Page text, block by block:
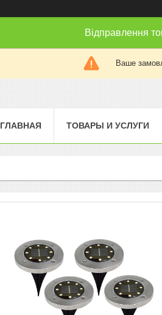
Відправлення
Ваше
ГЛАВНАЯ ТОВАРЫ И УСЛУГИ